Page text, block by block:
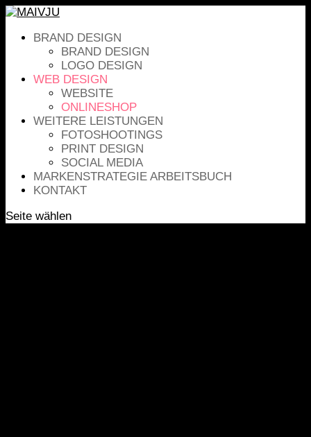
BRAND DESIGN
BRAND DESIGN
LOGO DESIGN
WEB DESIGN
WEBSITE
ONLINESHOP
WEITERE LEISTUNGEN
FOTOSHOOTINGS
PRINT DESIGN
SOCIAL MEDIA
MARKENSTRATEGIE ARBEITSBUCH
KONTAKT
Seite wählen